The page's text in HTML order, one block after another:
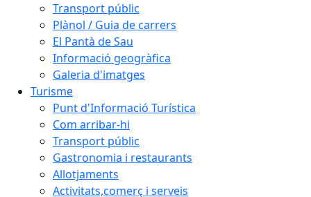
Transport públic
Plànol / Guia de carrers
El Pantà de Sau
Informació geogràfica
Galeria d'imatges
Turisme
Punt d'Informació Turística
Com arribar-hi
Transport públic
Gastronomia i restaurants
Allotjaments
Activitats,comerç i serveis